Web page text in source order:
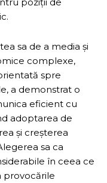
sa de a media și
complexe,
spre
a demonstrat o
eficient cu
adoptarea de
și creșterea
sa ca
în ceea ce
provocările